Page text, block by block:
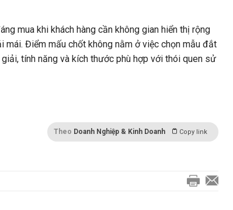
mua khi khách hàng cần không gian hiển thị rộng
mái. Điểm mấu chốt không nằm ở việc chọn mẫu đắt
tính năng và kích thước phù hợp với thói quen sử
Theo Doanh Nghiệp & Kinh Doanh Copy link